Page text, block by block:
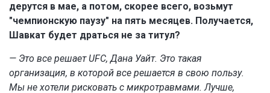
дерутся в мае, а потом, скорее всего, возьмут
"чемпионскую паузу" на пять месяцев. Получается,
Шавкат будет драться не за титул?
— Это все решает UFC, Дана Уайт. Это такая
организация, в которой все решается в свою пользу.
Мы не хотели рисковать с микротравмами. Лучше,